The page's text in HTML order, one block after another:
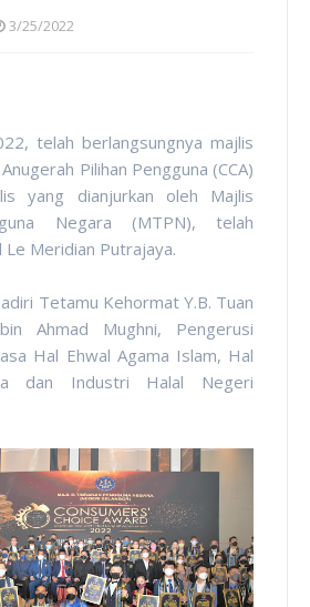
3/25/2022
telah berlangsungnya majlis
Pilihan Pengguna (CCA)
yang dianjurkan oleh Majlis
Negara (MTPN), telah
Meridian Putrajaya.
Tetamu Kehormat Y.B. Tuan
Ahmad Mughni, Pengerusi
Hal Ehwal Agama Islam, Hal
dan Industri Halal Negeri